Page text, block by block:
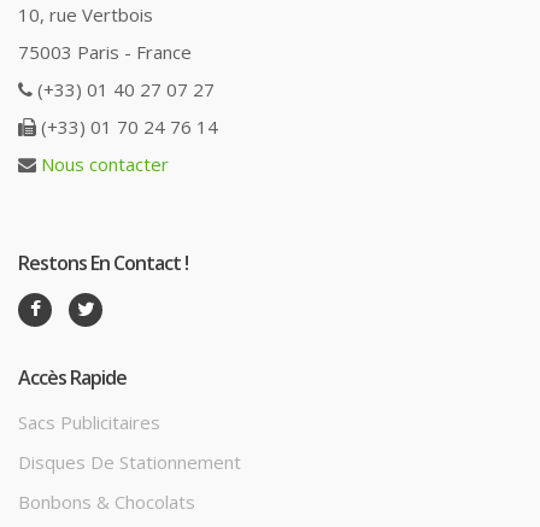
10, rue Vertbois
75003 Paris - France
(+33) 01 40 27 07 27
(+33) 01 70 24 76 14
Nous contacter
Restons En Contact !
Accès Rapide
Sacs Publicitaires
Disques De Stationnement
Bonbons & Chocolats